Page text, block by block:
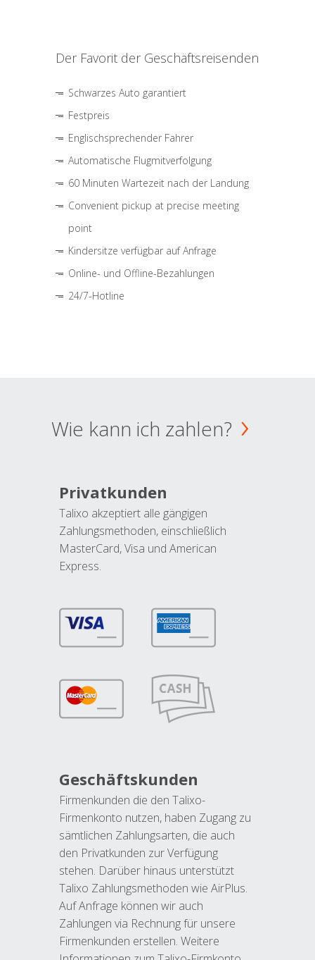
Der Favorit der Geschäftsreisenden
Schwarzes Auto garantiert
Festpreis
Englischsprechender Fahrer
Automatische Flugmitverfolgung
60 Minuten Wartezeit nach der Landung
Convenient pickup at precise meeting
point
Kindersitze verfügbar auf Anfrage
Online- und Offline-Bezahlungen
24/7-Hotline
Wie kann ich zahlen?
Privatkunden
Talixo akzeptiert alle gängigen
Zahlungsmethoden, einschließlich
MasterCard, Visa und American
Express.
Geschäftskunden
Firmenkunden die den Talixo-
Firmenkonto nutzen, haben Zugang zu
sämtlichen Zahlungsarten, die auch
den Privatkunden zur Verfügung
stehen. Darüber hinaus unterstützt
Talixo Zahlungsmethoden wie AirPlus.
Auf Anfrage können wir auch
Zahlungen via Rechnung für unsere
Firmenkunden erstellen. Weitere